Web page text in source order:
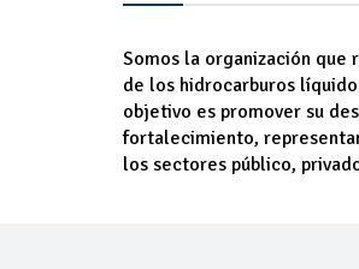
Somos la organización que
de los hidrocarburos
objetivo es promover su
fortalecimiento,
los sectores público,